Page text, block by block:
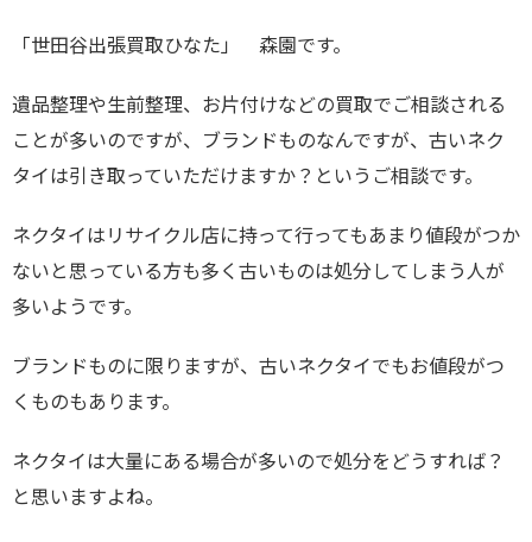
「世田谷出張買取ひなた」 森園です。
遺品整理や生前整理、お片付けなどの買取でご相談される
ことが多いのですが、ブランドものなんですが、古いネク
タイは引き取っていただけますか？というご相談です。
ネクタイはリサイクル店に持って行ってもあまり値段がつか
ないと思っている方も多く古いものは処分してしまう人が
多いようです。
ブランドものに限りますが、古いネクタイでもお値段がつ
くものもあります。
ネクタイは大量にある場合が多いので処分をどうすれば？
と思いますよね。